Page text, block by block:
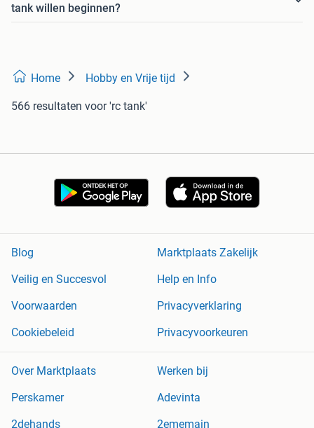
tank willen beginnen?
Home Hobby en Vrije tijd
566 resultaten voor 'rc tank'
Blog
Marktplaats Zakelijk
Veilig en Succesvol
Help en Info
Voorwaarden
Privacyverklaring
Cookiebeleid
Privacyvoorkeuren
Over Marktplaats
Werken bij
Perskamer
Adevinta
2dehands
2ememain